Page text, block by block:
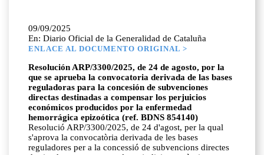
09/09/2025
En: Diario Oficial de la Generalidad de Cataluña
ENLACE AL DOCUMENTO ORIGINAL >
Resolución ARP/3300/2025, de 24 de agosto, por la
que se aprueba la convocatoria derivada de las bases
reguladoras para la concesión de subvenciones
directas destinadas a compensar los perjuicios
económicos producidos por la enfermedad
hemorrágica epizoótica (ref. BDNS 854140)
Resolució ARP/3300/2025, de 24 d'agost, per la qual
s'aprova la convocatòria derivada de les bases
reguladores per a la concessió de subvencions directes